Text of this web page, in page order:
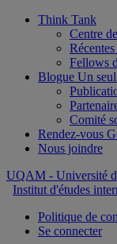
Think Tank
Centre
Fellows
Blogue Un
Comité
Rendez-vous
Nous joindre
UQAM - Université
Institut d'études
Politique de
Se connecter